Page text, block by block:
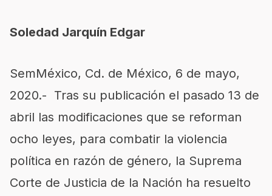
Soledad Jarquín Edgar
SemMéxico, Cd. de México, 6 de mayo,
2020.- Tras su publicación el pasado 13 de
abril las modificaciones que se reforman
ocho leyes, para combatir la violencia
política en razón de género, la Suprema
Corte de Justicia de la Nación ha resuelto